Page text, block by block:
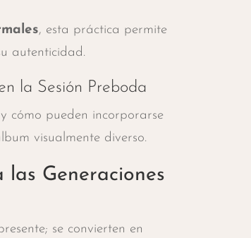
, esta práctica permite
autenticidad.
la Sesión Preboda
cómo pueden incorporarse
visualmente diverso.
las Generaciones
se convierten en